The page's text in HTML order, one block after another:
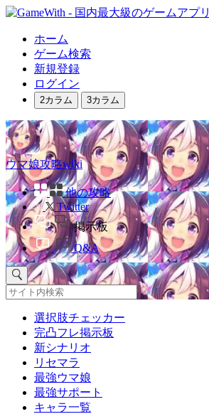
ホーム
ゲーム検索
新規登録
ログイン
2カラム 3カラム
ウマ娘攻略wiki
他の攻略
Twitter
掲示板
Q&A
選択肢チェッカー
完凸フレ掲示板
新シナリオ
リセマラ
最強ウマ娘
最強サポート
キャラ一覧